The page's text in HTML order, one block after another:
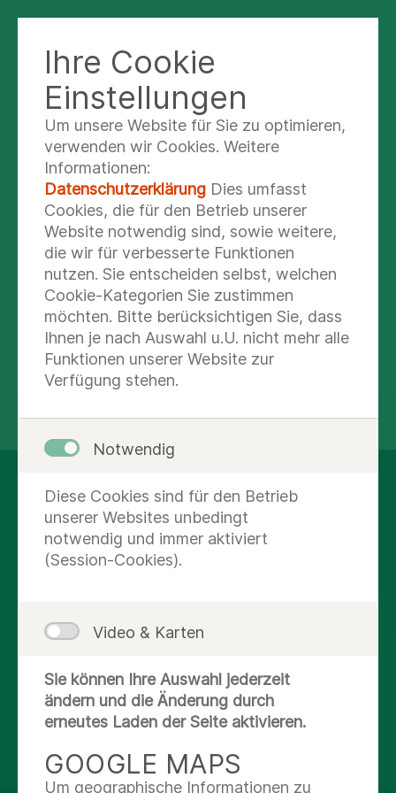
KATHARINA-SCHROTH-KLINIK BAD
SOBERNHEIM
WISSENSCHAFTLICHE
STUDIEN ZUM THEMA
SKOLIOSE
Untersuchungen und Studien zur Untersuchung
der Wirksamkeit von Schroth-Therapie auf die
Skoliose
Mehr lesen
teilen tweet
AUF DEM LAUFENDEN
BLEIBEN
Facebook
X
Youtube
Ihre Cookie
Einstellungen
Um unsere Website für Sie zu optimieren,
verwenden wir Cookies. Weitere
Informationen:
Datenschutzerklärung Dies umfasst
Cookies, die für den Betrieb unserer
Website notwendig sind, sowie weitere,
die wir für verbesserte Funktionen
nutzen. Sie entscheiden selbst, welchen
Cookie-Kategorien Sie zustimmen
möchten. Bitte berücksichtigen Sie, dass
Ihnen je nach Auswahl u.U. nicht mehr alle
Funktionen unserer Website zur
Verfügung stehen.
Notwendig
Diese Cookies sind für den Betrieb
unserer Websites unbedingt
notwendig und immer aktiviert
(Session-Cookies).
Video & Karten
Sie können Ihre Auswahl jederzeit
ändern und die Änderung durch
erneutes Laden der Seite aktivieren.
GOOGLE MAPS
Um geographische Informationen zu